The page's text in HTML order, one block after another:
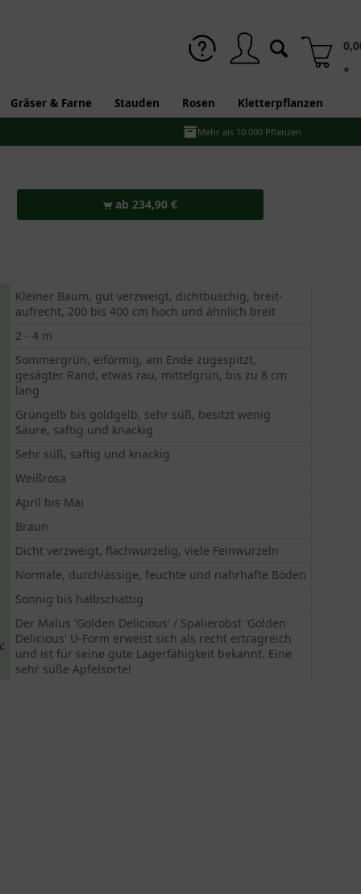
*
Gräser & Farne Stauden Rosen Kletterpflanzen
Mehr als 10.000 Pflanzen
ab 234,90 €
Kleiner Baum, gut verzweigt, dichtbuschig, breit-
aufrecht, 200 bis 400 cm hoch und ähnlich breit
2 - 4 m
Sommergrün, eiförmig, am Ende zugespitzt,
gesägter Rand, etwas rau, mittelgrün, bis zu 8 cm
lang
Grüngelb bis goldgelb, sehr süß, besitzt wenig
Säure, saftig und knackig
Sehr süß, saftig und knackig
Weißrosa
April bis Mai
Braun
Dicht verzweigt, flachwurzelig, viele Feinwurzeln
Normale, durchlässige, feuchte und nahrhafte Böden
Sonnig bis halbschattig
Der Malus 'Golden Delicious' / Spalierobst 'Golden
Delicious' U-Form erweist sich als recht ertragreich
und ist für seine gute Lagerfähigkeit bekannt. Eine
sehr süße Apfelsorte!